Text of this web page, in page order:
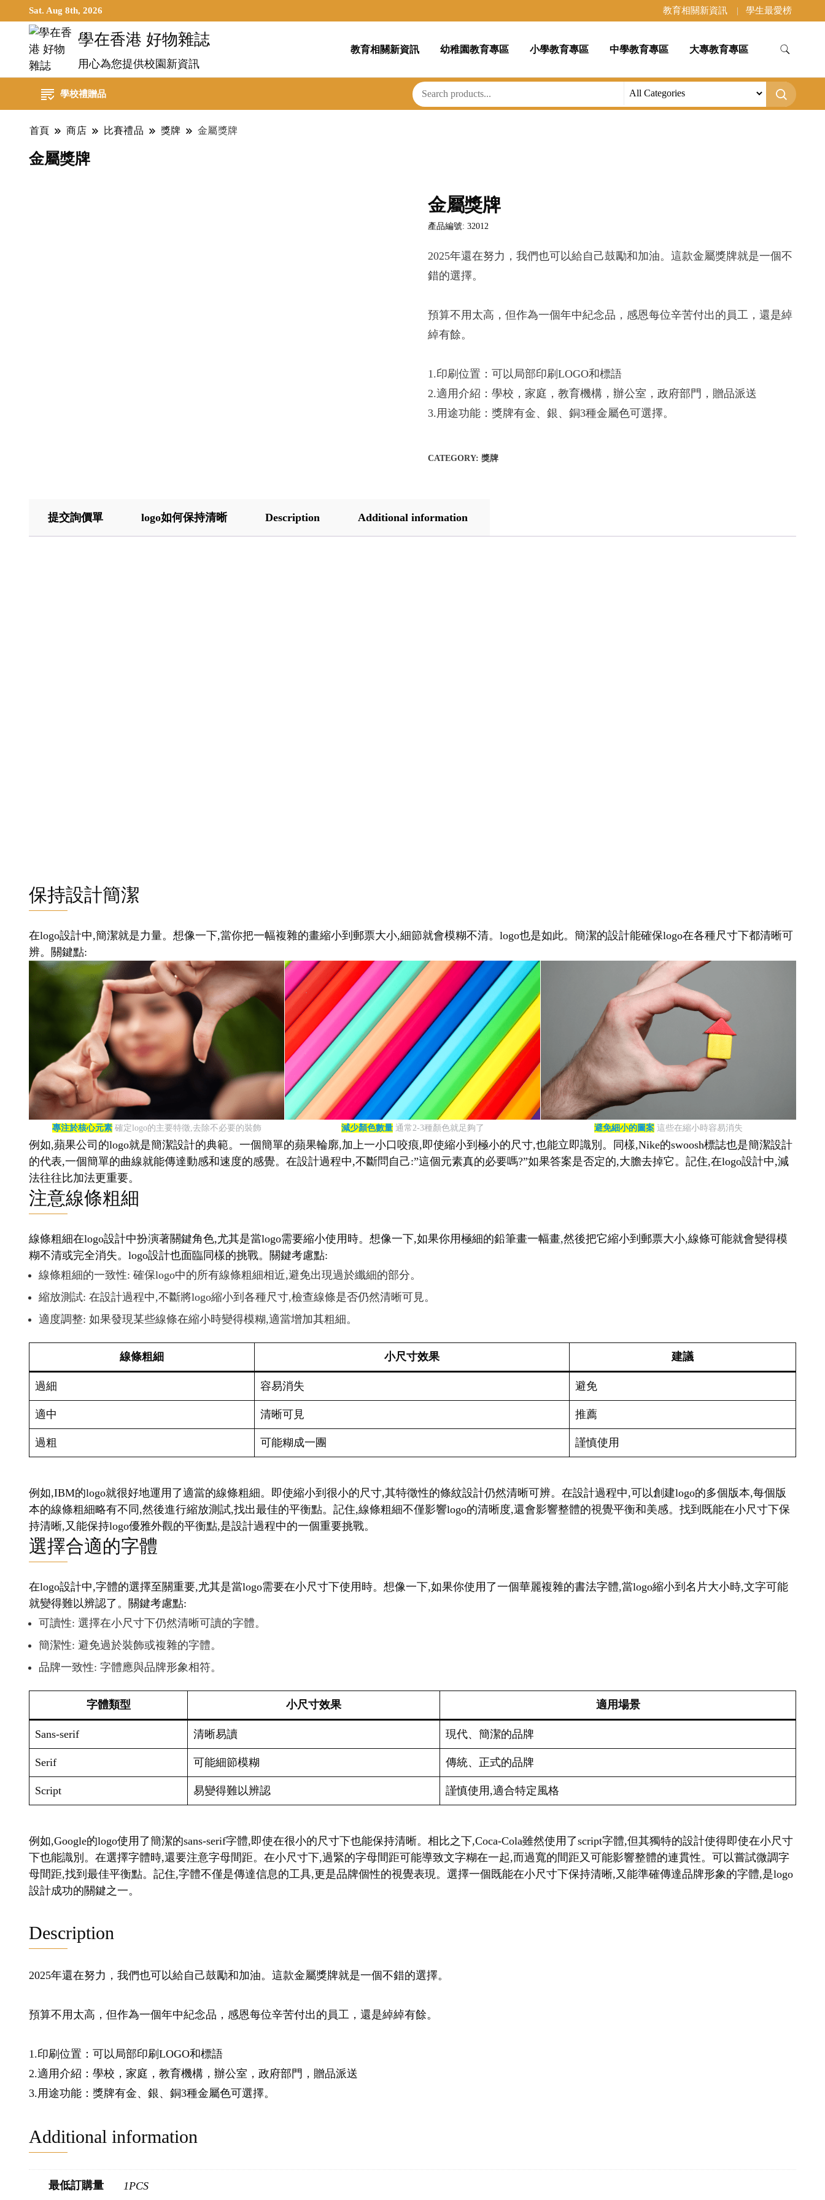
Sat. Aug 8th, 2026 教育相關新資訊 學生最愛榜
學在香港 好物雜誌
用心為您提供校園新資訊
教育相關新資訊 幼稚園教育專區 小學教育專區 中學教育專區 大專教育專區
學校禮贈品
首頁 商店 比賽禮品 獎牌 金屬獎牌
金屬獎牌
金屬獎牌
產品編號: 32012
2025年還在努力，我們也可以給自己鼓勵和加油。這款金屬獎牌就是一個不
錯的選擇。
預算不用太高，但作為一個年中紀念品，感恩每位辛苦付出的員工，還是綽
綽有餘。
1.印刷位置：可以局部印刷LOGO和標語
2.適用介紹：學校，家庭，教育機構，辦公室，政府部門，贈品派送
3.用途功能：獎牌有金、銀、銅3種金屬色可選擇。
CATEGORY: 獎牌
提交詢價單 logo如何保持清晰 Description Additional information
保持設計簡潔
在logo設計中,簡潔就是力量。想像一下,當你把一幅複雜的畫縮小到郵票大小,細節就會模糊不清。logo也是如此。簡潔的設計能確保logo在各種尺寸下都清晰可
辨。關鍵點:
專注於核心元素確定logo的主要特徵,去除不必要的裝飾 減少顏色數量通常2-3種顏色就足夠了 避免細小的圖案這些在縮小時容易消失
例如,蘋果公司的logo就是簡潔設計的典範。一個簡單的蘋果輪廓,加上一小口咬痕,即使縮小到極小的尺寸,也能立即識別。同樣,Nike的swoosh標誌也是簡潔設計
的代表,一個簡單的曲線就能傳達動感和速度的感覺。在設計過程中,不斷問自己:”這個元素真的必要嗎?”如果答案是否定的,大膽去掉它。記住,在logo設計中,減
法往往比加法更重要。
注意線條粗細
線條粗細在logo設計中扮演著關鍵角色,尤其是當logo需要縮小使用時。想像一下,如果你用極細的鉛筆畫一幅畫,然後把它縮小到郵票大小,線條可能就會變得模
糊不清或完全消失。logo設計也面臨同樣的挑戰。關鍵考慮點:
線條粗細的一致性: 確保logo中的所有線條粗細相近,避免出現過於纖細的部分。
縮放測試: 在設計過程中,不斷將logo縮小到各種尺寸,檢查線條是否仍然清晰可見。
適度調整: 如果發現某些線條在縮小時變得模糊,適當增加其粗細。
線條粗細 小尺寸效果 建議
過細 容易消失 避免
適中 清晰可見 推薦
過粗 可能糊成一團 謹慎使用
例如,IBM的logo就很好地運用了適當的線條粗細。即使縮小到很小的尺寸,其特徵性的條紋設計仍然清晰可辨。在設計過程中,可以創建logo的多個版本,每個版
本的線條粗細略有不同,然後進行縮放測試,找出最佳的平衡點。記住,線條粗細不僅影響logo的清晰度,還會影響整體的視覺平衡和美感。找到既能在小尺寸下保
持清晰,又能保持logo優雅外觀的平衡點,是設計過程中的一個重要挑戰。
選擇合適的字體
在logo設計中,字體的選擇至關重要,尤其是當logo需要在小尺寸下使用時。想像一下,如果你使用了一個華麗複雜的書法字體,當logo縮小到名片大小時,文字可能
就變得難以辨認了。關鍵考慮點:
可讀性: 選擇在小尺寸下仍然清晰可讀的字體。
簡潔性: 避免過於裝飾或複雜的字體。
品牌一致性: 字體應與品牌形象相符。
字體類型 小尺寸效果 適用場景
Sans-serif 清晰易讀 現代、簡潔的品牌
Serif 可能細節模糊 傳統、正式的品牌
Script 易變得難以辨認 謹慎使用,適合特定風格
例如,Google的logo使用了簡潔的sans-serif字體,即使在很小的尺寸下也能保持清晰。相比之下,Coca-Cola雖然使用了script字體,但其獨特的設計使得即使在小尺寸
下也能識別。在選擇字體時,還要注意字母間距。在小尺寸下,過緊的字母間距可能導致文字糊在一起,而過寬的間距又可能影響整體的連貫性。可以嘗試微調字
母間距,找到最佳平衡點。記住,字體不僅是傳達信息的工具,更是品牌個性的視覺表現。選擇一個既能在小尺寸下保持清晰,又能準確傳達品牌形象的字體,是logo
設計成功的關鍵之一。
Description
2025年還在努力，我們也可以給自己鼓勵和加油。這款金屬獎牌就是一個不錯的選擇。
預算不用太高，但作為一個年中紀念品，感恩每位辛苦付出的員工，還是綽綽有餘。
1.印刷位置：可以局部印刷LOGO和標語
2.適用介紹：學校，家庭，教育機構，辦公室，政府部門，贈品派送
3.用途功能：獎牌有金、銀、銅3種金屬色可選擇。
Additional information
最低訂購量 1PCS